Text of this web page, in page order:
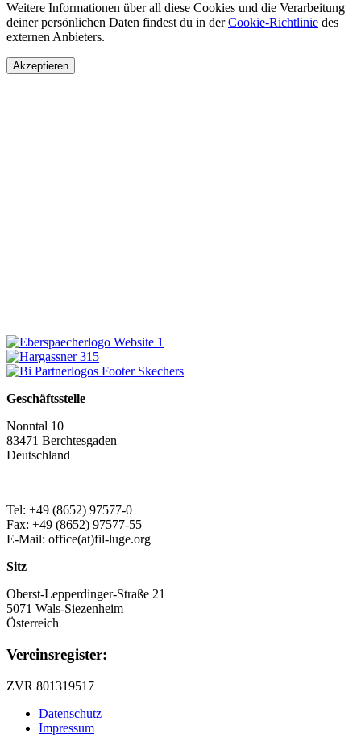
Weitere Informationen über all diese Cookies und die Verarbeitung
deiner persönlichen Daten findest du in derCookie-Richtlinie des
externen Anbieters.
Akzeptieren
Geschäftsstelle
Nonntal 10
83471 Berchtesgaden
Deutschland
Tel: +49 (8652) 97577-0
Fax: +49 (8652) 97577-55
E-Mail: office(at)fil-luge.org
Sitz
Oberst-Lepperdinger-Straße 21
5071 Wals-Siezenheim
Österreich
Vereinsregister:
ZVR 801319517
Datenschutz
Impressum